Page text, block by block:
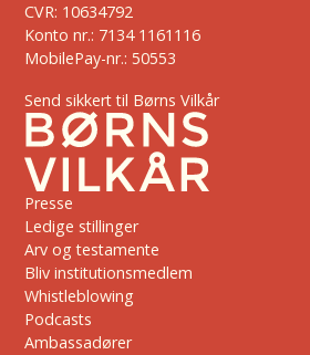
CVR: 10634792
Konto nr.: 7134 1161116
MobilePay-nr.: 50553
Send sikkert til Børns Vilkår
Presse
Ledige stillinger
Arv og testamente
Bliv institutionsmedlem
Whistleblowing
Podcasts
Ambassadører